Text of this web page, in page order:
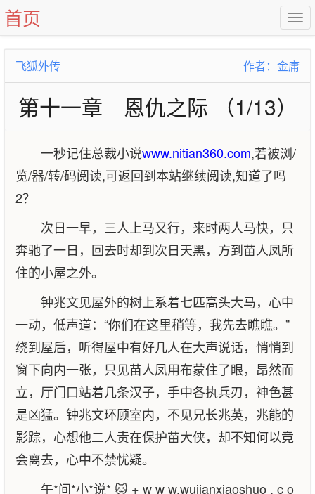
首页
飞狐外传 作者：金庸
第十一章 恩仇之际 （1/13）
一秒记住总裁小说www.nitian360.com,若被浏/
览/器/转/码阅读,可返回到本站继续阅读,知道了吗
2？
次日一早，三人上马又行，来时两人马快，只
奔驰了一日，回去时却到次日天黑，方到苗人凤所
住的小屋之外。
钟兆文见屋外的树上系着七匹高头大马，心中
一动，低声道：“你们在这里稍等，我先去瞧瞧。”
绕到屋后，听得屋中有好几人在大声说话，悄悄到
窗下向内一张，只见苗人凤用布蒙住了眼，昂然而
立，厅门口站着几条汉子，手中各执兵刃，神色甚
是凶猛。钟兆文环顾室内，不见兄长兆英，兆能的
影踪，心想他二人责在保护苗大侠，却不知何以竟
会离去，心中不禁忧疑。
午*间*小*说* 🐱 + w w w.wujianxiaoshuo . c o